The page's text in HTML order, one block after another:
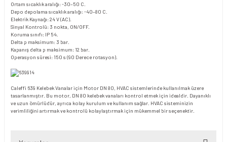
Ortam sıcaklık aralığı: -30–50 C.
Depo depolama sıcaklık aralığı: -40–80 C.
Elektrik Kaynağı: 24 V (AC).
Sinyal Kontrolü: 3 nokta, ON/OFF.
Koruma sınıfı: IP 54.
Delta p maksimum: 3 bar.
Kapanış delta p maksimum: 12 bar.
Operasyon süresi: 150 s (90 Derece rotasyon).
Caleffi 639 Kelebek Vanalar için Motor DN 80, HVAC sistemlerinde kullanılmak üzere
tasarlanmıştır. Bu motor, DN 80 kelebek vanaları kontrol etmek için idealdir. Dayanıklı
ve uzun ömürlüdür, ayrıca kolay kurulum ve kullanım sağlar. HVAC sisteminizin
verimliliğini artırmak ve kontrolü kolaylaştırmak için mükemmel bir seçenektir.